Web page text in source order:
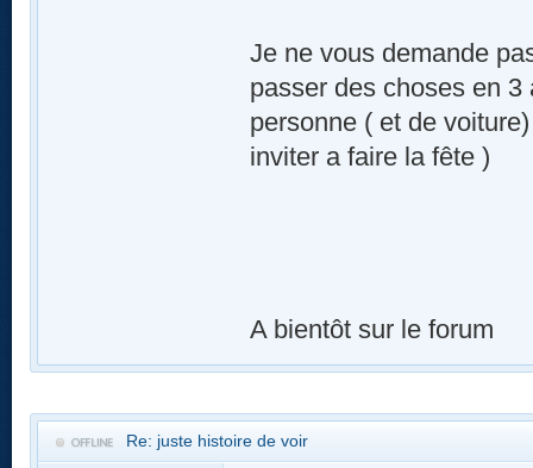
Je ne vous demande
passer des choses en
personne ( et de
inviter a faire la fête )
A bientôt sur le forum
Re: juste histoire de voir